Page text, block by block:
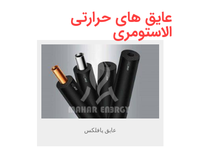
عایق های حرارتی
الاستومری
عایق پافلکس